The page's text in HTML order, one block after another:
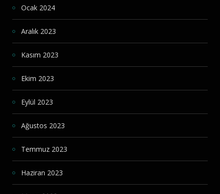
Ocak 2024
Aralık 2023
Kasım 2023
Ekim 2023
Eylül 2023
Ağustos 2023
Temmuz 2023
Haziran 2023